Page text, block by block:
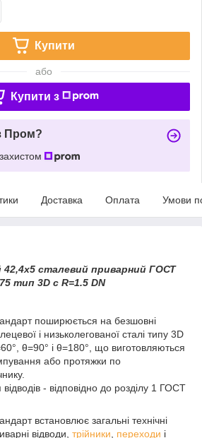
Купити
або
Купити з
Пром?
Доставка Оплата Умови
42,4х5 сталевий приварний ГОСТ
тип 3D c R=1.5 DN
поширюється на безшовні
і низьколегованої сталі типу 3D
θ=90° і θ=180°, що виготовляються
або протяжки по
- відповідно до розділу 1 ГОСТ
встановлює загальні технічні
відводи, трійники переходи і